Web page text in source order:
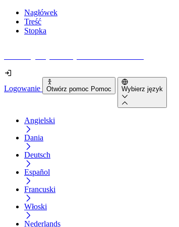
Nagłówek
Treść
Stopka
Logowanie Otwórz pomoc Pomoc Wybierz język
Angielski
Dania
Deutsch
Español
Francuski
Włoski
Nederlands